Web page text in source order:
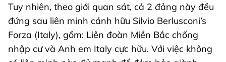
Tuy nhiên, theo giới quan sát, cả 2 đảng này đều
đứng sau liên minh cánh hữu Silvio Berlusconi’s
Forza (Italy), gồm: Liên đoàn Miền Bắc chống
nhập cư và Anh em Italy cực hữu. Với việc không